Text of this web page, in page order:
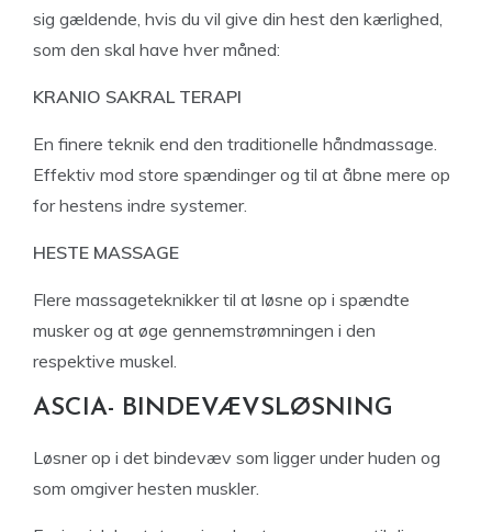
sig gældende, hvis du vil give din hest den kærlighed,
som den skal have hver måned:
KRANIO SAKRAL TERAPI
En finere teknik end den traditionelle håndmassage.
Effektiv mod store spændinger og til at åbne mere op
for hestens indre systemer.
HESTE MASSAGE
Flere massageteknikker til at løsne op i spændte
musker og at øge gennemstrømningen i den
respektive muskel.
ASCIA- BINDEVÆVSLØSNING
Løsner op i det bindevæv som ligger under huden og
som omgiver hesten muskler.